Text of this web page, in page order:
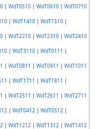
| WdT0510| WdT0610| WdT0710
| WdT1410| WdT1510|
| WdT2210| WdT2310| WdT2410
| WdT3110| WdT0111 |
| WdT0811 | WdT0911 | WdT1011
| WdT1711 | WdT1811 |
| WdT2511 | WdT2611 | WdT2711
| WdT0412| WdT0512|
| WdT1212| WdT1312| WdT1412